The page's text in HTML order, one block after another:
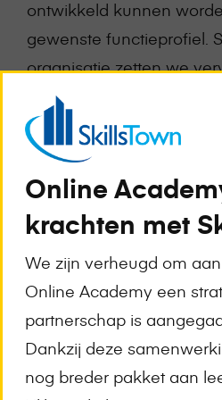
ontwikkeld kunnen
gewenste functieprofiel.
organisatie zetten we
opleidingsbeleid op om
capaciteiten (verder) te
Loopbaan- en
Wil jij het beste uit je
zoek je naar
medewerkers trainen op
vaardigheden, maar
training het beste past?
en ontwikkeladviezen die
geven in groei- en
Opzetten van een eigen
Online
krachten met
We zijn verheugd om
Online Academy een
partnerschap is
Dankzij deze
nog breder pakket aan